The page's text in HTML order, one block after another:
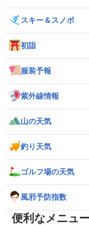
スキー＆スノボ
初詣
服装予報
紫外線情報
山の天気
釣り天気
ゴルフ場の天気
風邪予防指数
便利なメニュー